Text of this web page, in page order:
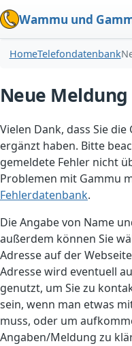
Wammu und
HomeTelefondatenbank
Neue
Vielen Dank, dass Sie
ergänzt haben. Bitte
gemeldete Fehler nicht
Problemen mit Gammu
Fehlerdatenbank.
Die Angabe von Name
außerdem können Sie
Adresse auf der
Adresse wird eventuell
genutzt, um Sie zu
sein, wenn man etwas
muss, oder um
Angaben/Meldung zu